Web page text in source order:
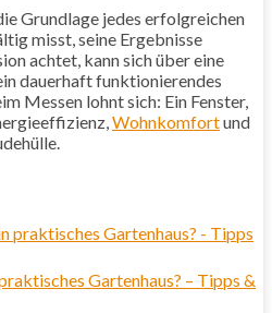
Grundlage jedes erfolgreichen
misst, seine Ergebnisse
achtet, kann sich über eine
dauerhaft funktionierendes
Messen lohnt sich: Ein Fenster,
Wohnkomfortund
Gartenhaus? – Tipps &